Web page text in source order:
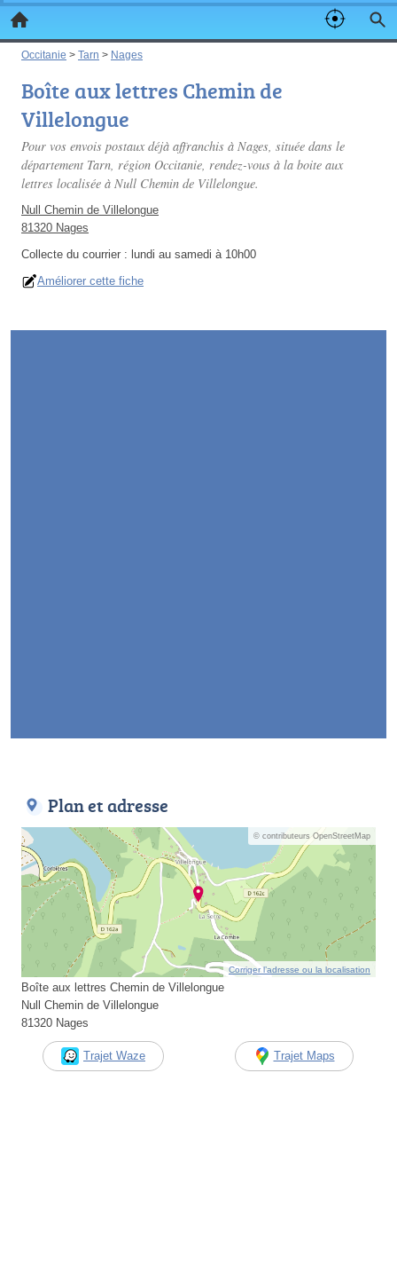
Occitanie > Tarn > Nages
Boîte aux lettres Chemin de
Villelongue
Pour vos envois postaux déjà affranchis à Nages, située dans le
département Tarn, région Occitanie, rendez-vous à la boite aux
lettres localisée à Null Chemin de Villelongue.
Null Chemin de Villelongue
81320 Nages
Collecte du courrier : lundi au samedi à 10h00
Améliorer cette fiche
Plan et adresse
© contributeurs OpenStreetMap
Corriger l’adresse ou la localisation
Boîte aux lettres Chemin de Villelongue
Null Chemin de Villelongue
81320 Nages
Trajet Waze Trajet Maps